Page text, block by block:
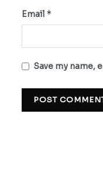
Email *
Save my name,